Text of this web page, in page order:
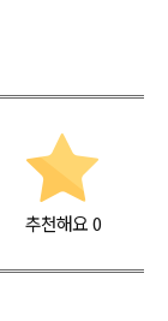
추천해요 0